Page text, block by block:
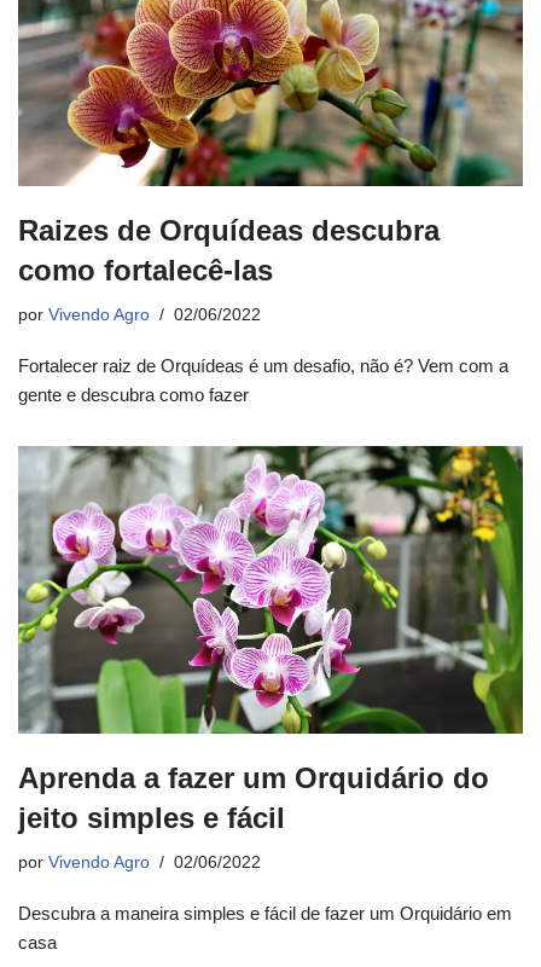
Raizes de Orquídeas descubra
como fortalecê-las
por Vivendo Agro 02/06/2022
Fortalecer raiz de Orquídeas é um desafio, não é? Vem com a
gente e descubra como fazer
Aprenda a fazer um Orquidário do
jeito simples e fácil
por Vivendo Agro 02/06/2022
Descubra a maneira simples e fácil de fazer um Orquidário em
casa